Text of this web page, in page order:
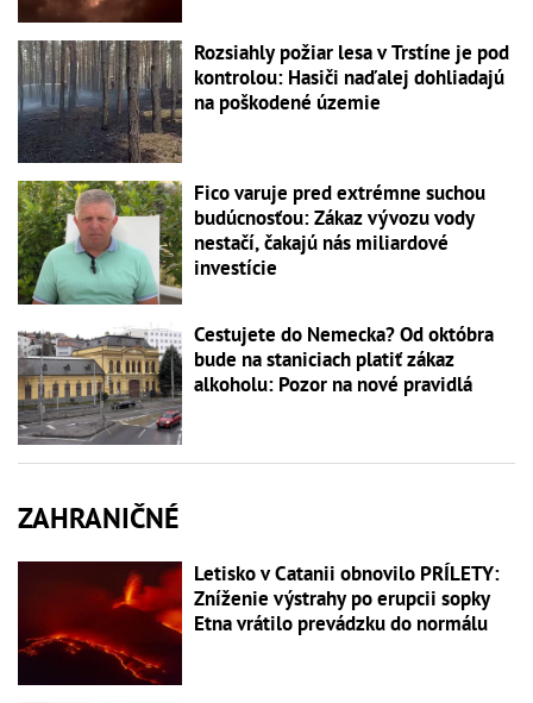
Rozsiahly požiar lesa v Trstíne je pod
kontrolou: Hasiči naďalej dohliadajú
na poškodené územie
Fico varuje pred extrémne suchou
budúcnosťou: Zákaz vývozu vody
nestačí, čakajú nás miliardové
investície
Cestujete do Nemecka? Od októbra
bude na staniciach platiť zákaz
alkoholu: Pozor na nové pravidlá
ZAHRANIČNÉ
Letisko v Catanii obnovilo PRÍLETY:
Zníženie výstrahy po erupcii sopky
Etna vrátilo prevádzku do normálu